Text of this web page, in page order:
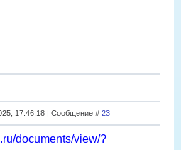
17:46:18 | Сообщение # 23
documents/view/?